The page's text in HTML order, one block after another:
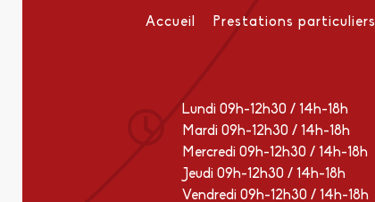
Accueil Prestations particuliers
Lundi 09h-12h30 / 14h-18h
Mardi 09h-12h30 / 14h-18h
Mercredi 09h-12h30 / 14h-18h
Jeudi 09h-12h30 / 14h-18h
Vendredi 09h-12h30 / 14h-18h